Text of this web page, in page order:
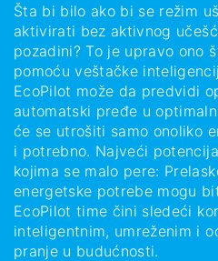
Šta bi bilo ako bi se režim
aktivirati bez aktivnog
pozadini? To je upravo ono
pomoću veštačke
EcoPilot može da predvidi
automatski pređe u
će se utrošiti samo onoliko
i potrebno. Najveći
kojima se malo pere:
energetske potrebe mogu
EcoPilot time čini sledeći
inteligentnim, umreženim i
pranje u budućnosti.